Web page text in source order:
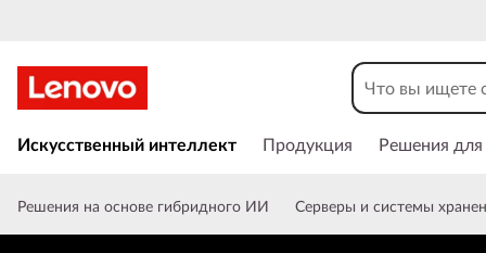
е
й
т
Искусственный интеллект Продукция Решения для
Решения на основе гибридного ИИ Серверы и системы